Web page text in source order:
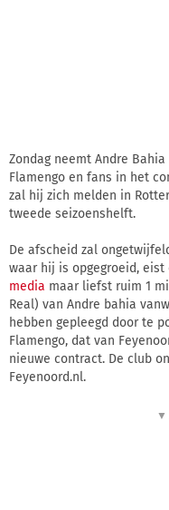
Zondag neemt Andre
Flamengo en fans in het
zal hij zich melden in
tweede seizoenshelft.
De afscheid zal
waar hij is opgegroeid, eist
media maar liefst ruim 1
Real) van Andre bahia
hebben gepleegd door te
Flamengo, dat van
nieuwe contract. De club
Feyenoord.nl.
▼